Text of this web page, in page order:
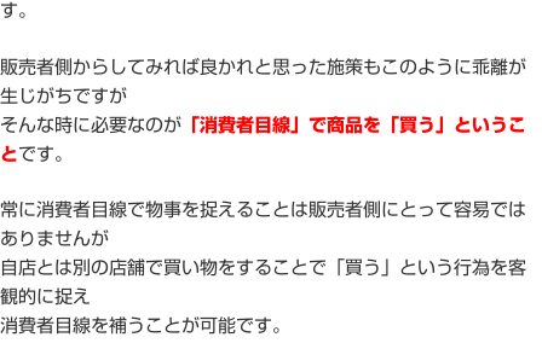
す。
販売者側からしてみれば良かれと思った施策もこのように乖離が
生じがちですが
そんな時に必要なのが 「消費者目線」で商品を「買う」というこ
と です。
常に消費者目線で物事を捉えることは販売者側にとって容易では
ありませんが
自店とは別の店舗で買い物をすることで「買う」という行為を客
観的に捉え
消費者目線を補うことが可能です。